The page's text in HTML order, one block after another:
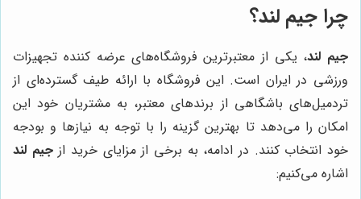
چرا جیم لند؟
جیم لند، یکی از معتبرترین فروشگاه‌های عرضه کننده تجهیزات
ورزشی در ایران است. این فروشگاه با ارائه طیف گسترده‌ای از
تردمیل‌های باشگاهی از برندهای معتبر، به مشتریان خود این
امکان را می‌دهد تا بهترین گزینه را با توجه به نیازها و بودجه
خود انتخاب کنند. در ادامه، به برخی از مزایای خرید ازجیم لند
اشاره می‌کنیم: